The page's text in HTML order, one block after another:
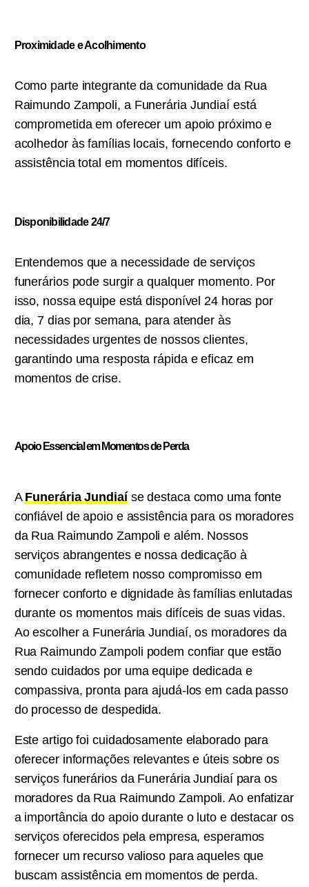
Proximidade e Acolhimento
Como parte integrante da comunidade da Rua
Raimundo Zampoli, a Funerária Jundiaí está
comprometida em oferecer um apoio próximo e
acolhedor às famílias locais, fornecendo conforto e
assistência total em momentos difíceis.
Disponibilidade 24/7
Entendemos que a necessidade de serviços
funerários pode surgir a qualquer momento. Por
isso, nossa equipe está disponível 24 horas por
dia, 7 dias por semana, para atender às
necessidades urgentes de nossos clientes,
garantindo uma resposta rápida e eficaz em
momentos de crise.
Apoio Essencial em Momentos de Perda
A Funerária Jundiaíse destaca como uma fonte
confiável de apoio e assistência para os moradores
da Rua Raimundo Zampoli e além. Nossos
serviços abrangentes e nossa dedicação à
comunidade refletem nosso compromisso em
fornecer conforto e dignidade às famílias enlutadas
durante os momentos mais difíceis de suas vidas.
Ao escolher a Funerária Jundiaí, os moradores da
Rua Raimundo Zampoli podem confiar que estão
sendo cuidados por uma equipe dedicada e
compassiva, pronta para ajudá-los em cada passo
do processo de despedida.
Este artigo foi cuidadosamente elaborado para
oferecer informações relevantes e úteis sobre os
serviços funerários da Funerária Jundiaí para os
moradores da Rua Raimundo Zampoli. Ao enfatizar
a importância do apoio durante o luto e destacar os
serviços oferecidos pela empresa, esperamos
fornecer um recurso valioso para aqueles que
buscam assistência em momentos de perda.